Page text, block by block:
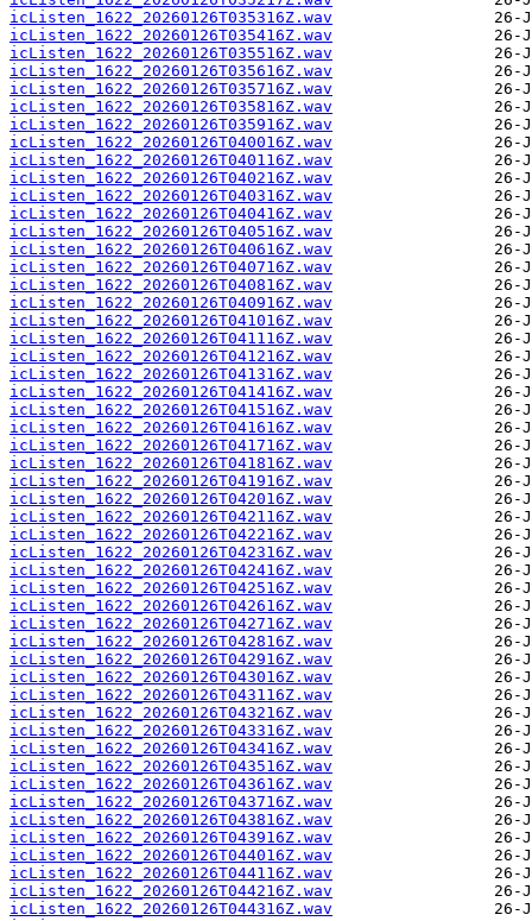
icListen_1622_20260126T035316Z.wav
icListen_1622_20260126T035416Z.wav
icListen_1622_20260126T035516Z.wav
icListen_1622_20260126T035616Z.wav
icListen_1622_20260126T035716Z.wav
icListen_1622_20260126T035816Z.wav
icListen_1622_20260126T035916Z.wav
icListen_1622_20260126T040016Z.wav
icListen_1622_20260126T040116Z.wav
icListen_1622_20260126T040216Z.wav
icListen_1622_20260126T040316Z.wav
icListen_1622_20260126T040416Z.wav
icListen_1622_20260126T040516Z.wav
icListen_1622_20260126T040616Z.wav
icListen_1622_20260126T040716Z.wav
icListen_1622_20260126T040816Z.wav
icListen_1622_20260126T040916Z.wav
icListen_1622_20260126T041016Z.wav
icListen_1622_20260126T041116Z.wav
icListen_1622_20260126T041216Z.wav
icListen_1622_20260126T041316Z.wav
icListen_1622_20260126T041416Z.wav
icListen_1622_20260126T041516Z.wav
icListen_1622_20260126T041616Z.wav
icListen_1622_20260126T041716Z.wav
icListen_1622_20260126T041816Z.wav
icListen_1622_20260126T041916Z.wav
icListen_1622_20260126T042016Z.wav
icListen_1622_20260126T042116Z.wav
icListen_1622_20260126T042216Z.wav
icListen_1622_20260126T042316Z.wav
icListen_1622_20260126T042416Z.wav
icListen_1622_20260126T042516Z.wav
icListen_1622_20260126T042616Z.wav
icListen_1622_20260126T042716Z.wav
icListen_1622_20260126T042816Z.wav
icListen_1622_20260126T042916Z.wav
icListen_1622_20260126T043016Z.wav
icListen_1622_20260126T043116Z.wav
icListen_1622_20260126T043216Z.wav
icListen_1622_20260126T043316Z.wav
icListen_1622_20260126T043416Z.wav
icListen_1622_20260126T043516Z.wav
icListen_1622_20260126T043616Z.wav
icListen_1622_20260126T043716Z.wav
icListen_1622_20260126T043816Z.wav
icListen_1622_20260126T043916Z.wav
icListen_1622_20260126T044016Z.wav
icListen_1622_20260126T044116Z.wav
icListen_1622_20260126T044216Z.wav
icListen_1622_20260126T044316Z.wav